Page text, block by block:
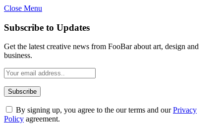
Close Menu
Subscribe to Updates
Get the latest creative news from FooBar about art, design and
business.
By signing up, you agree to the our terms and ourPrivacy
Policy agreement.